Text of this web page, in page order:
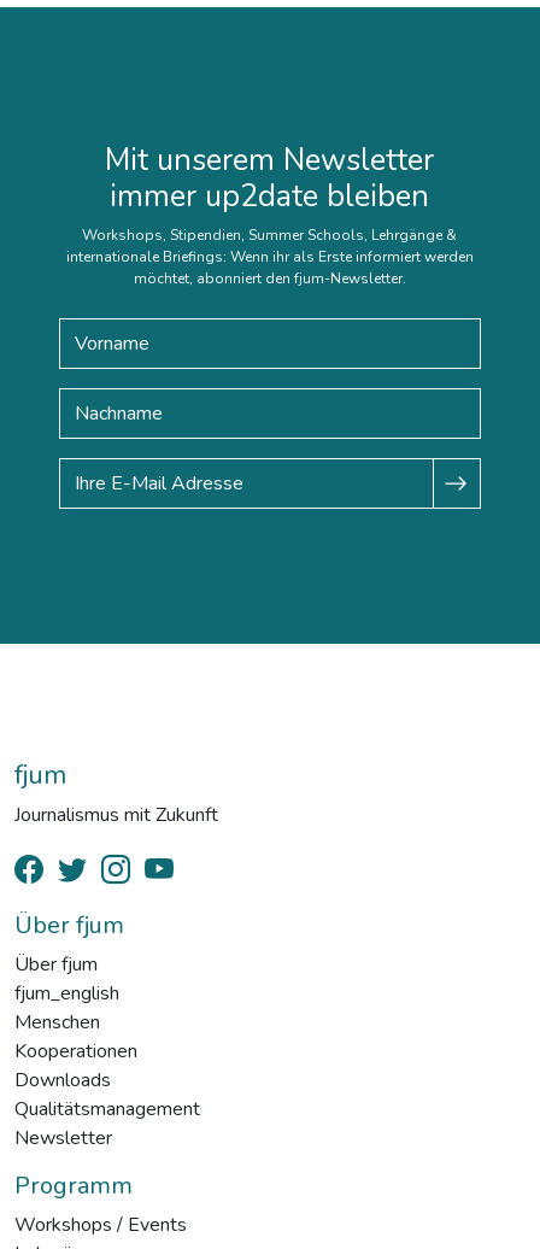
Mit unserem Newsletter
immer up2date bleiben
Workshops, Stipendien, Summer Schools, Lehrgänge &
internationale Briefings: Wenn ihr als Erste informiert werden
möchtet, abonniert den fjum-Newsletter.
fjum
Journalismus mit Zukunft
Über fjum
Über fjum
fjum_english
Menschen
Kooperationen
Downloads
Qualitätsmanagement
Newsletter
Programm
Workshops / Events